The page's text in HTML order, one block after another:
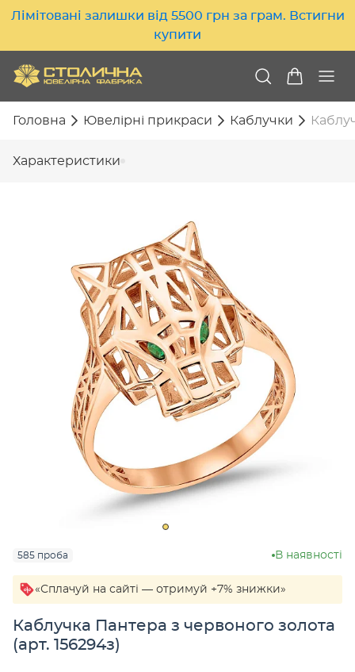
Лімітовані залишки від 5500 грн за грам. Встигни
купити
Головна Ювелірні прикраси Каблучки
Характеристики
585 проба В наявності
«Сплачуй на сайті — отримуй +7% знижки»
Каблучка Пантера з червоного золота
(арт. 156294з)